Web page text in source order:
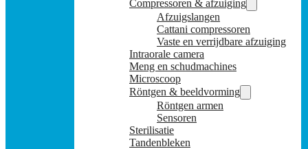
Compressoren & afzuiging
Afzuigslangen
Cattani compressoren
Vaste en verrijdbare afzuiging
Intraorale camera
Meng en schudmachines
Microscoop
Röntgen & beeldvorming
Röntgen armen
Sensoren
Sterilisatie
Tandenbleken